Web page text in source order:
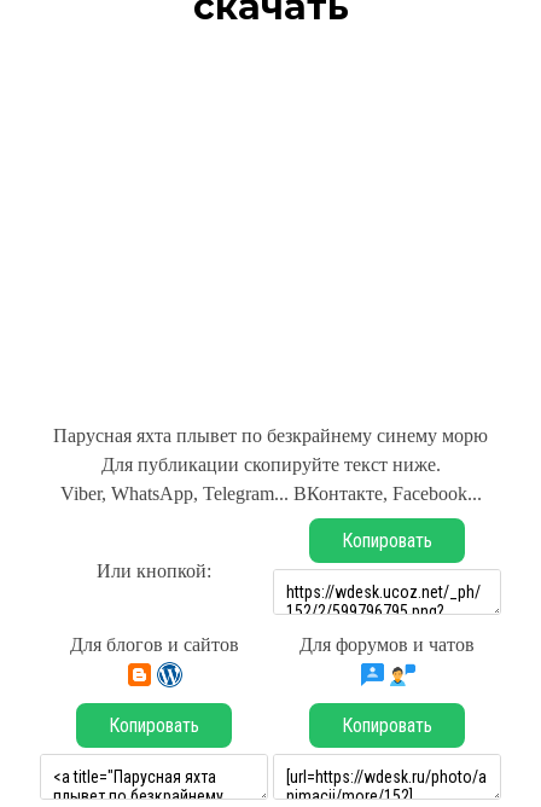
Парусная яхта плывет по безкрайнему синему морю
Для публикации скопируйте текст ниже.
Viber, WhatsApp, Telegram... ВКонтакте, Facebook...
Или кнопкой:
Копировать
Для блогов и сайтов Для форумов и чатов
Копировать Копировать